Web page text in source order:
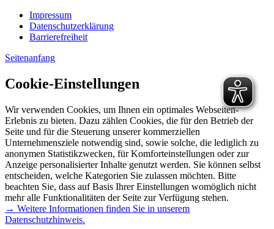
Impressum
Datenschutzerklärung
Barrierefreiheit
Seitenanfang
Cookie-Einstellungen
Wir verwenden Cookies, um Ihnen ein optimales Webseiten-
Erlebnis zu bieten. Dazu zählen Cookies, die für den Betrieb der
Seite und für die Steuerung unserer kommerziellen
Unternehmensziele notwendig sind, sowie solche, die lediglich zu
anonymen Statistikzwecken, für Komforteinstellungen oder zur
Anzeige personalisierter Inhalte genutzt werden. Sie können selbst
entscheiden, welche Kategorien Sie zulassen möchten. Bitte
beachten Sie, dass auf Basis Ihrer Einstellungen womöglich nicht
mehr alle Funktionalitäten der Seite zur Verfügung stehen.
→ Weitere Informationen finden Sie in unserem
Datenschutzhinweis.